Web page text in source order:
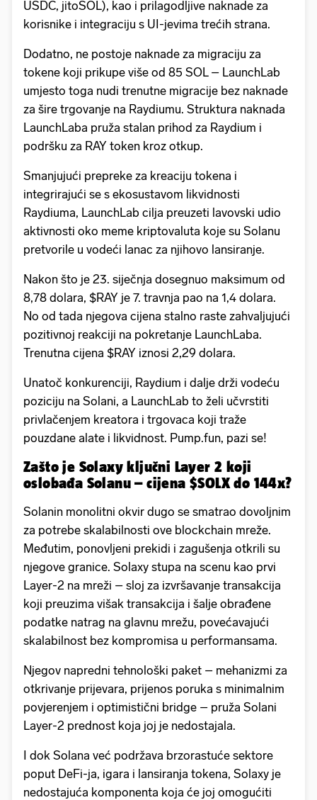
USDC, jitoSOL), kao i prilagodljive naknade za
korisnike i integraciju s UI-jevima trećih strana.
Dodatno, ne postoje naknade za migraciju za
tokene koji prikupe više od 85 SOL – LaunchLab
umjesto toga nudi trenutne migracije bez naknade
za šire trgovanje na Raydiumu. Struktura naknada
LaunchLaba pruža stalan prihod za Raydium i
podršku za RAY token kroz otkup.
Smanjujući prepreke za kreaciju tokena i
integrirajući se s ekosustavom likvidnosti
Raydiuma, LaunchLab cilja preuzeti lavovski udio
aktivnosti oko meme kriptovaluta koje su Solanu
pretvorile u vodeći lanac za njihovo lansiranje.
Nakon što je 23. siječnja dosegnuo maksimum od
8,78 dolara, $RAY je 7. travnja pao na 1,4 dolara.
No od tada njegova cijena stalno raste zahvaljujući
pozitivnoj reakciji na pokretanje LaunchLaba.
Trenutna cijena $RAY iznosi 2,29 dolara.
Unatoč konkurenciji, Raydium i dalje drži vodeću
poziciju na Solani, a LaunchLab to želi učvrstiti
privlačenjem kreatora i trgovaca koji traže
pouzdane alate i likvidnost. Pump.fun, pazi se!
Zašto je Solaxy ključni Layer 2 koji
oslobađa Solanu – cijena $SOLX do 144x?
Solanin monolitni okvir dugo se smatrao dovoljnim
za potrebe skalabilnosti ove blockchain mreže.
Međutim, ponovljeni prekidi i zagušenja otkrili su
njegove granice. Solaxy stupa na scenu kao prvi
Layer-2 na mreži – sloj za izvršavanje transakcija
koji preuzima višak transakcija i šalje obrađene
podatke natrag na glavnu mrežu, povećavajući
skalabilnost bez kompromisa u performansama.
Njegov napredni tehnološki paket – mehanizmi za
otkrivanje prijevara, prijenos poruka s minimalnim
povjerenjem i optimistični bridge – pruža Solani
Layer-2 prednost koja joj je nedostajala.
I dok Solana već podržava brzorastuće sektore
poput DeFi-ja, igara i lansiranja tokena, Solaxy je
nedostajuća komponenta koja će joj omogućiti